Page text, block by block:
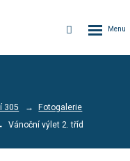
Vyhledávání
305
Fotogalerie
Vánoční výlet 2. tříd